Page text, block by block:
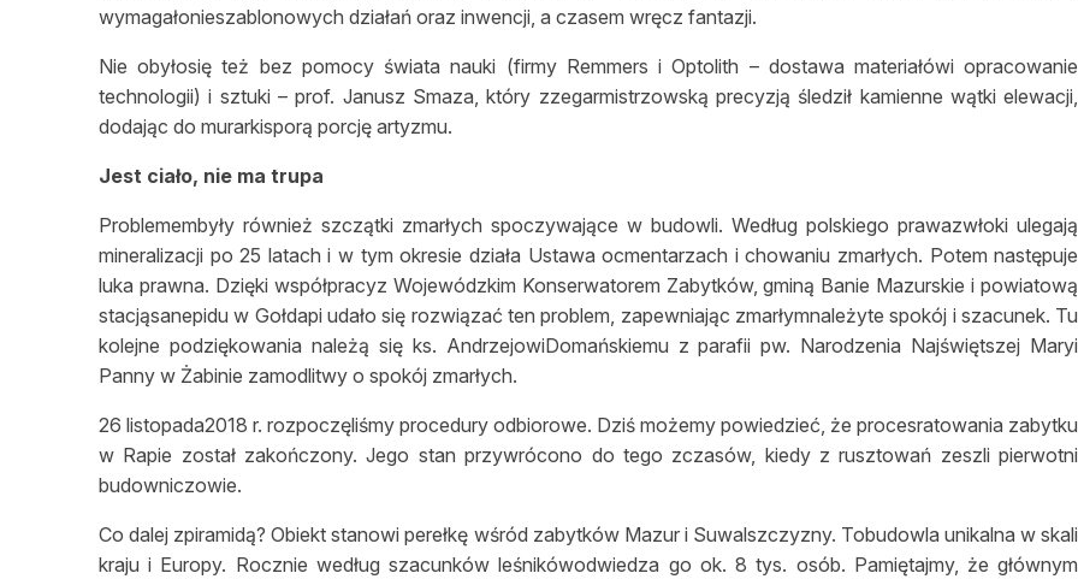
wymagałonieszablonowych działań oraz inwencji, a czasem wręcz fantazji.
Nie obyłosię też bez pomocy świata nauki (firmy Remmers i Optolith – dostawa materiałówi opracowanie
technologii) i sztuki – prof. Janusz Smaza, który zzegarmistrzowską precyzją śledził kamienne wątki elewacji,
dodając do murarkisporą porcję artyzmu.
Jest ciało, nie ma trupa
Problemembyły również szczątki zmarłych spoczywające w budowli. Według polskiego prawazwłoki ulegają
mineralizacji po 25 latach i w tym okresie działa Ustawa ocmentarzach i chowaniu zmarłych. Potem następuje
luka prawna. Dzięki współpracyz Wojewódzkim Konserwatorem Zabytków, gminą Banie Mazurskie i powiatową
stacjąsanepidu w Gołdapi udało się rozwiązać ten problem, zapewniając zmarłymnależyte spokój i szacunek. Tu
kolejne podziękowania należą się ks. AndrzejowiDomańskiemu z parafii pw. Narodzenia Najświętszej Maryi
Panny w Żabinie zamodlitwy o spokój zmarłych.
26 listopada2018 r. rozpoczęliśmy procedury odbiorowe. Dziś możemy powiedzieć, że procesratowania zabytku
w Rapie został zakończony. Jego stan przywrócono do tego zczasów, kiedy z rusztowań zeszli pierwotni
budowniczowie.
Co dalej zpiramidą? Obiekt stanowi perełkę wśród zabytków Mazur i Suwalszczyzny. Tobudowla unikalna w skali
kraju i Europy. Rocznie według szacunków leśnikówodwiedza go ok. 8 tys. osób. Pamiętajmy, że głównym